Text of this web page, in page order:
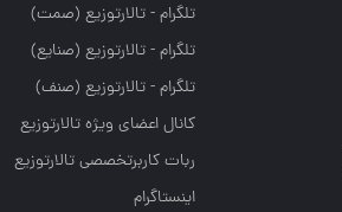
تلگرام - تالارتوزيع (صمت)
تلگرام - تالارتوزيع (صنايع)
تلگرام - تالارتوزیع (صنف)
کانال اعضای ویژه تالارتوزیع
ربات کاربرتخصصی تالارتوزیع
اینستاگرام